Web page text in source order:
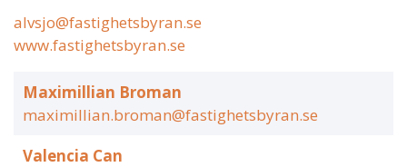
alvsjo@fastighetsbyran.se
www.fastighetsbyran.se
Maximillian Broman
maximillian.broman@fastighetsbyran.se
Valencia Can